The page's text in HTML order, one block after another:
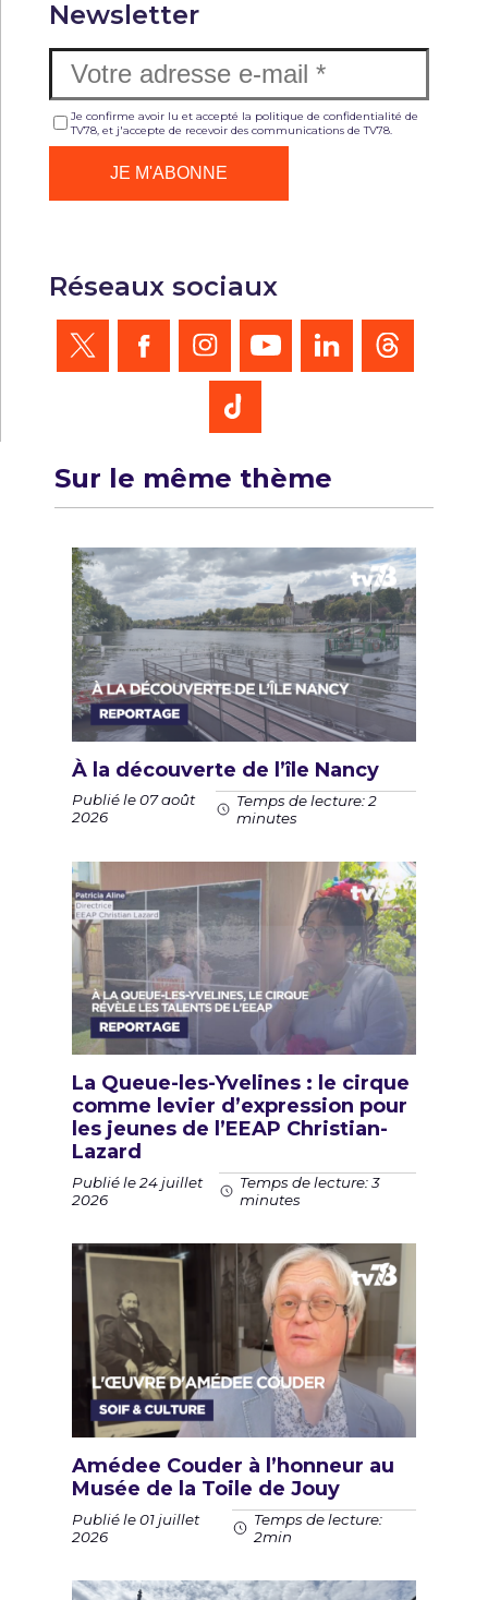
Newsletter
Je confirme avoir lu et accepté la politique de confidentialité de
TV78, et j'accepte de recevoir des communications de TV78.
Réseaux sociaux
Sur le même thème
À la découverte de l’île Nancy
Publié le 07 août
2026
Temps de lecture: 2
minutes
La Queue-les-Yvelines : le cirque
comme levier d’expression pour
les jeunes de l’EEAP Christian-
Lazard
Publié le 24 juillet
2026
Temps de lecture: 3
minutes
Amédee Couder à l’honneur au
Musée de la Toile de Jouy
Publié le 01 juillet
2026
Temps de lecture:
2min